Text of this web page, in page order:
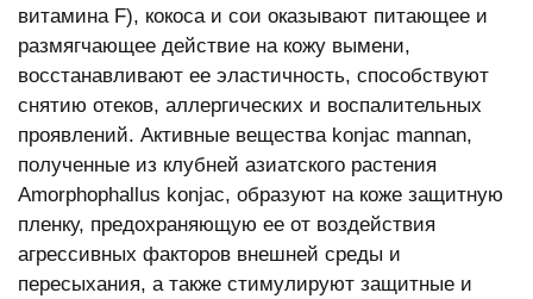
витамина F), кокоса и сои оказывают питающее и
размягчающее действие на кожу вымени,
восстанавливают ее эластичность, способствуют
снятию отеков, аллергических и воспалительных
проявлений. Активные вещества konjac mannan,
полученные из клубней азиатского растения
Amorphophallus konjac, образуют на коже защитную
пленку, предохраняющую ее от воздействия
агрессивных факторов внешней среды и
пересыхания, а также стимулируют защитные и